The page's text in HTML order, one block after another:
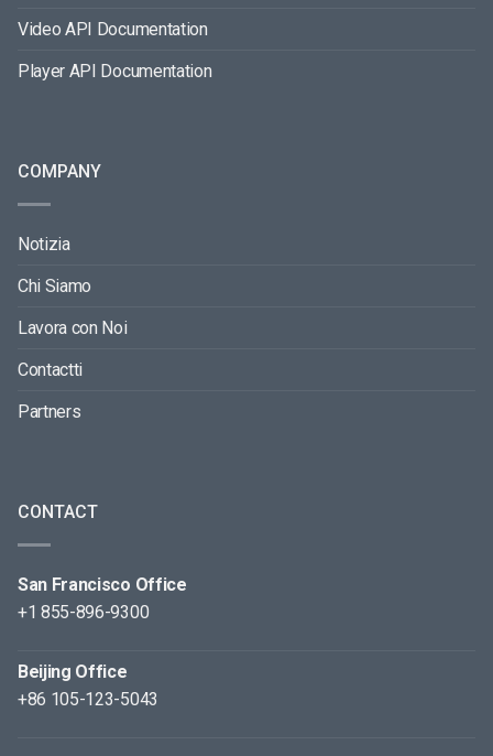
Video API Documentation
Player API Documentation
COMPANY
Notizia
Chi Siamo
Lavora con Noi
Contactti
Partners
CONTACT
San Francisco Office
+1 855-896-9300
Beijing Office
+86 105-123-5043